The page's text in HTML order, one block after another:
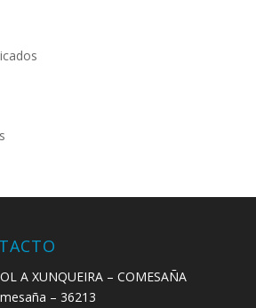
A XUNQUEIRA – COMESAÑA
– 36213